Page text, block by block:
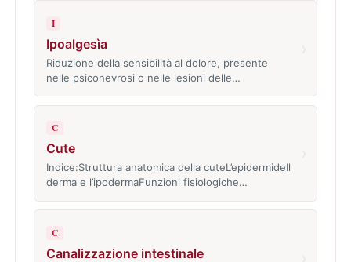
I
Ipoalgesìa
Riduzione della sensibilità al dolore, presente
nelle psiconevrosi o nelle lesioni delle…
C
Cute
Indice:Struttura anatomica della cuteL’epidermideIl
derma e l’ipodermaFunzioni fisiologiche…
C
Canalizzazione intestinale